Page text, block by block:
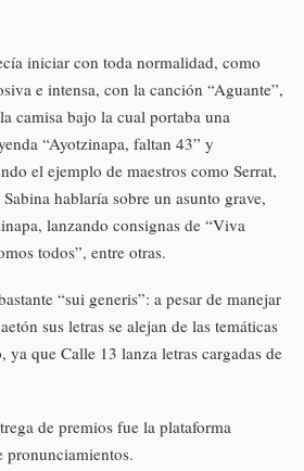
iniciar con toda normalidad, como
e intensa, con la canción “Aguante”,
camisa bajo la cual portaba una
“Ayotzinapa, faltan 43” y
el ejemplo de maestros como Serrat,
hablaría sobre un asunto grave,
lanzando consignas de “Viva
todos”, entre otras.
“sui generis”: a pesar de manejar
sus letras se alejan de las temáticas
ya que Calle 13 lanza letras cargadas de
de premios fue la plataforma
pronunciamientos.